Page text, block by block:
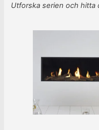
Utforska serien och hitta